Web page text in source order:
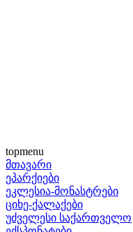
topmenu
მთავარი
ეპარქიები
ეკლესია-მონასტრები
ციხე-ქალაქები
უძველესი საქართველო